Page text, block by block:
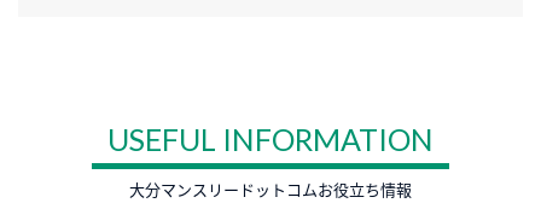
USEFUL INFORMATION
大分マンスリードットコムお役立ち情報